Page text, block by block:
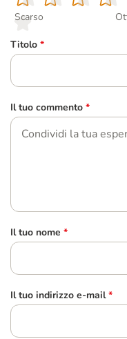
Scarso
Titolo *
Il tuo commento *
Il tuo nome *
Il tuo indirizzo e-mail *